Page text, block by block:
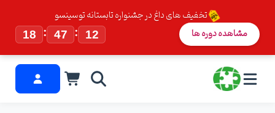
تخفیف های داغ در جشنواره تابستانه توسینسو
18
: 47 : 12 مشاهده دوره ها